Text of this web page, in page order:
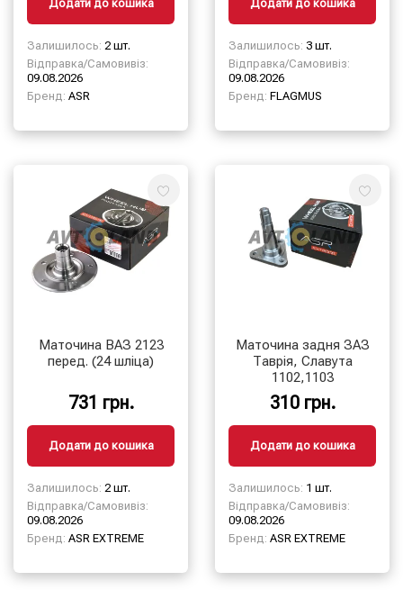
Додати до кошика
Залишилось: 2 шт.
Відправка/Самовивіз:
09.08.2026
Бренд: ASR
Додати до кошика
Залишилось: 3 шт.
Відправка/Самовивіз:
09.08.2026
Бренд: FLAGMUS
Маточина ВАЗ 2123
перед. (24 шліца)
731 грн.
Додати до кошика
Залишилось: 2 шт.
Відправка/Самовивіз:
09.08.2026
Бренд: ASR EXTREME
Маточина задня ЗАЗ
Таврія, Славута
1102,1103
310 грн.
Додати до кошика
Залишилось: 1 шт.
Відправка/Самовивіз:
09.08.2026
Бренд: ASR EXTREME